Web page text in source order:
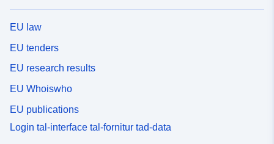
EU law
EU tenders
EU research results
EU Whoiswho
EU publications
Login tal-interface tal-fornitur tad-data